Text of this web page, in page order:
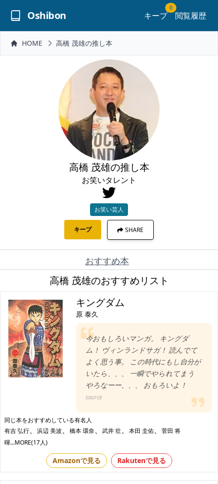
Oshibon キープ
0
閲覧履歴
HOME 高橋 茂雄の推し本
高橋 茂雄の推し本
お笑いタレント
お笑い芸人
キープ SHARE
おすすめ本
高橋 茂雄のおすすめリスト
キングダム
原 泰久
今おもしろいマンガ。 キングダ
ム！ ヴィンランドサガ！ 読んでて
よく思う事。 この時代にもし自分が
いたら、、、 一瞬でやられてまう
やろなーー、、、 おもろいよ！
source
同じ本をおすすめしている有名人
有吉 弘行、 浜辺 美波、 橋本 環奈、 武井 壮、 本田 圭佑、
菅田 将
暉...MORE(17人)
Amazonで見る Rakutenで見る